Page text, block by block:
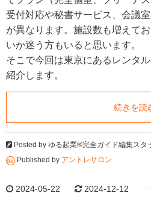
受付対応や秘書サービス、会議
が異なります。施設数も増えて
いか迷う方もいると思います。
そこで今回は東京にあるレンタ
紹介します。
続きを読
Posted by ゆる起業®完全ガイド編集スタ
Published by アントレサロン
2024-05-22 2024-12-12